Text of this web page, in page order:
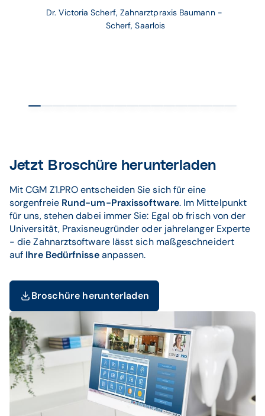
Dr. Victoria Scherf, Zahnarztpraxis Baumann -
Scherf, Saarlois
Jetzt Broschüre herunterladen
Mit CGM Z1.PRO entscheiden Sie sich für eine
sorgenfreie Rund-um-Praxissoftware. Im Mittelpunkt
für uns, stehen dabei immer Sie: Egal ob frisch von der
Universität, Praxisneugründer oder jahrelanger Experte
- die Zahnarztsoftware lässt sich maßgeschneidert
auf Ihre Bedürfnisseanpassen.
Broschüre herunterladen